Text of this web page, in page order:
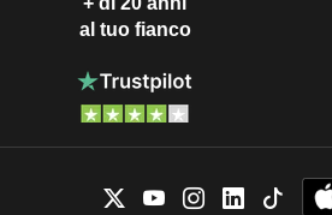
al tuo fianco